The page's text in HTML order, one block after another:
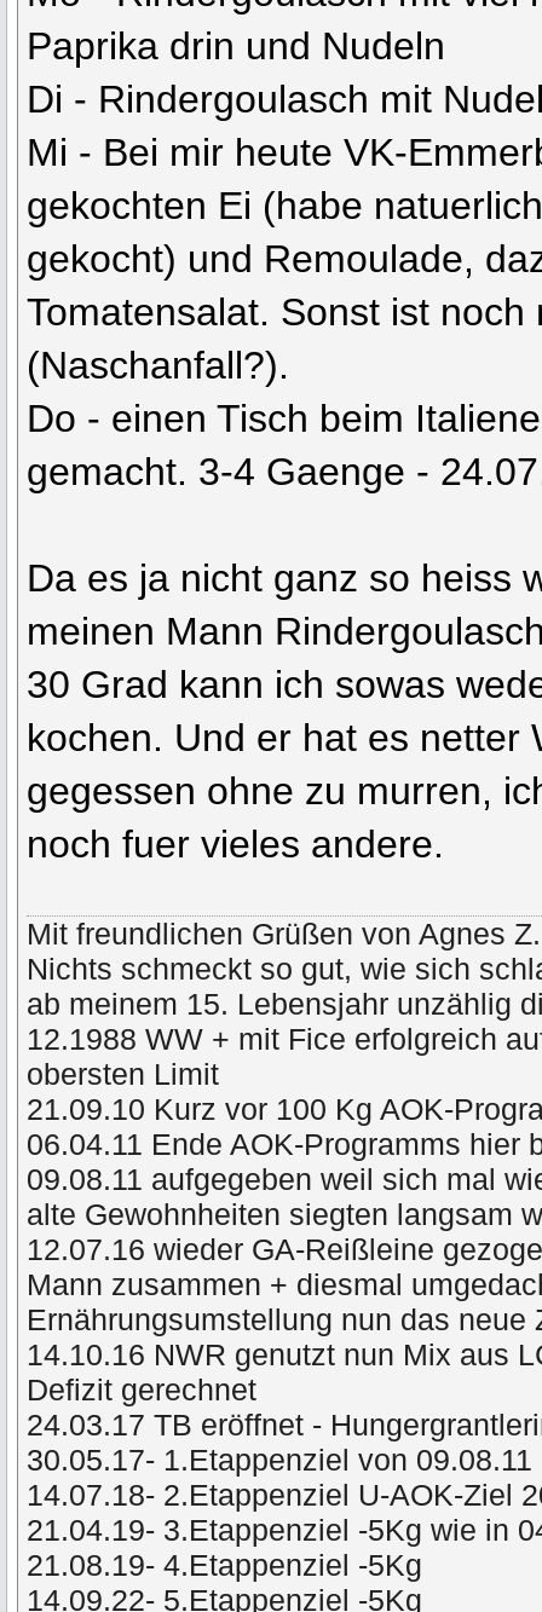
Paprika drin und Nudeln
Di - Rindergoulasch mit
Mi - Bei mir heute VK-
gekochten Ei (habe
gekocht) und Remoulade,
Tomatensalat. Sonst ist noch
(Naschanfall?).
Do - einen Tisch beim
gemacht. 3-4 Gaenge -
Da es ja nicht ganz so heiss
meinen Mann
30 Grad kann ich sowas
kochen. Und er hat es netter
gegessen ohne zu murren,
noch fuer vieles andere.
Mit freundlichen Grüßen von Agnes Z.
Nichts schmeckt so gut, wie sich
ab meinem 15. Lebensjahr unzählig
12.1988 WW + mit Fice erfolgreich
obersten Limit
21.09.10 Kurz vor 100 Kg AOK-
06.04.11 Ende AOK-Programms hier
09.08.11 aufgegeben weil sich mal
alte Gewohnheiten siegten langsam
12.07.16 wieder GA-Reißleine
Mann zusammen + diesmal
Ernährungsumstellung nun das neue
14.10.16 NWR genutzt nun Mix aus
Defizit gerechnet
24.03.17 TB eröffnet -
30.05.17- 1.Etappenziel von 09.08.11
14.07.18- 2.Etappenziel U-AOK-Ziel
21.04.19- 3.Etappenziel -5Kg wie in
21.08.19- 4.Etappenziel -5Kg
14.09.22- 5.Etappenziel -5Kg